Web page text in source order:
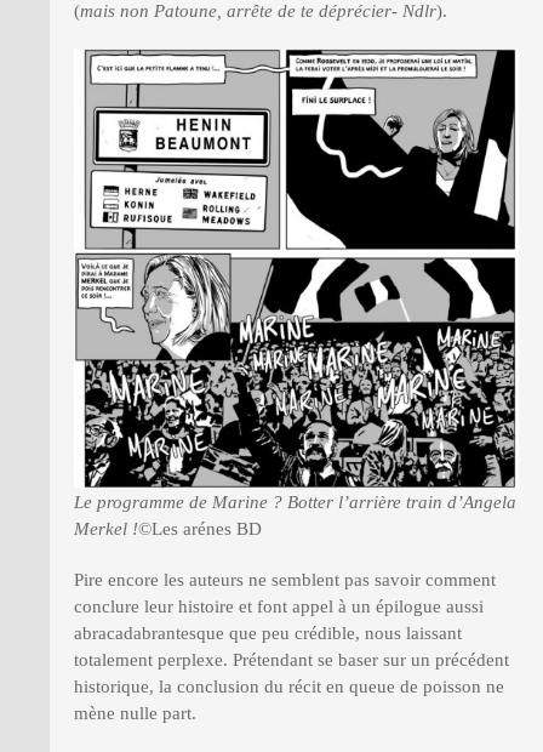
(mais non Patoune, arrête de te déprécier- Ndlr).
Le programme de Marine ? Botter l’arrière train d’Angela
Merkel !©Les arénes BD
Pire encore les auteurs ne semblent pas savoir comment
conclure leur histoire et font appel à un épilogue aussi
abracadabrantesque que peu crédible, nous laissant
totalement perplexe. Prétendant se baser sur un précédent
historique, la conclusion du récit en queue de poisson ne
mène nulle part.